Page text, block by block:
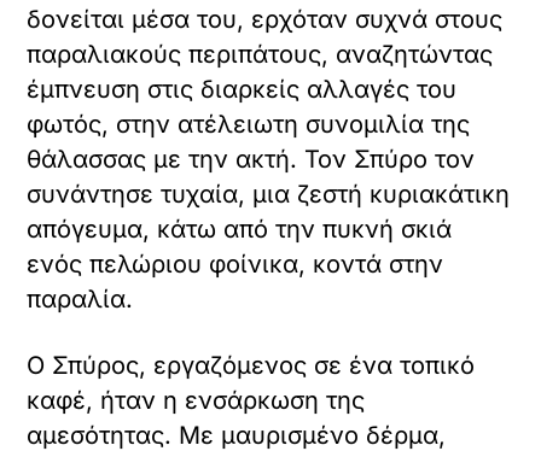
δονείται μέσα του, ερχόταν συχνά στους
παραλιακούς περιπάτους, αναζητώντας
έμπνευση στις διαρκείς αλλαγές του
φωτός, στην ατέλειωτη συνομιλία της
θάλασσας με την ακτή. Τον Σπύρο τον
συνάντησε τυχαία, μια ζεστή κυριακάτικη
απόγευμα, κάτω από την πυκνή σκιά
ενός πελώριου φοίνικα, κοντά στην
παραλία.
Ο Σπύρος, εργαζόμενος σε ένα τοπικό
καφέ, ήταν η ενσάρκωση της
αμεσότητας. Με μαυρισμένο δέρμα,